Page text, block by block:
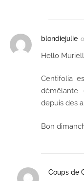
blondiejulie
Hello
Centifolia
démêlante
depuis des
Bon
Coups de